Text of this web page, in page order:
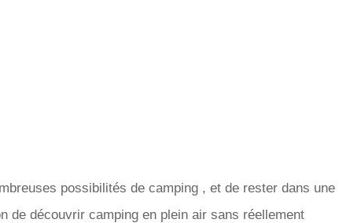
possibilités de camping , et de rester dans une
de découvrir camping en plein air sans réellement